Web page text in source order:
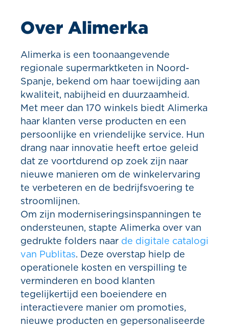
Over Alimerka
Alimerka is een toonaangevende
regionale supermarktketen in Noord-
Spanje, bekend om haar toewijding aan
kwaliteit, nabijheid en duurzaamheid.
Met meer dan 170 winkels biedt Alimerka
haar klanten verse producten en een
persoonlijke en vriendelijke service. Hun
drang naar innovatie heeft ertoe geleid
dat ze voortdurend op zoek zijn naar
nieuwe manieren om de winkelervaring
te verbeteren en de bedrijfsvoering te
stroomlijnen.
Om zijn moderniseringsinspanningen te
ondersteunen, stapte Alimerka over van
gedrukte folders naar de digitale catalogi
van Publitas. Deze overstap hielp de
operationele kosten en verspilling te
verminderen en bood klanten
tegelijkertijd een boeiendere en
interactievere manier om promoties,
nieuwe producten en gepersonaliseerde